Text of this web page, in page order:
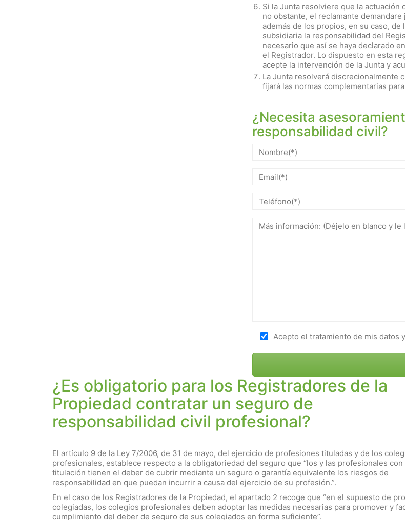
Si la Junta resolviere que la actuación
no obstante, el reclamante
además de los propios, en su caso,
subsidiaria la responsabilidad del
necesario que así se haya declarado
el Registrador. Lo dispuesto en esta
acepte la intervención de la Junta y
La Junta resolverá discrecionalmente
fijará las normas complementarias
¿Necesita
responsabilidad civil?
Acepto el tratamiento de mis datos
¿Es obligatorio para los Registradores de la
Propiedad contratar un seguro de
responsabilidad civil profesional?
El artículo 9 de la Ley 7/2006, de 31 de mayo, del ejercicio de profesiones tituladas y de los
profesionales, establece respecto a la obligatoriedad del seguro que “los y las profesionales con
titulación tienen el deber de cubrir mediante un seguro o garantía equivalente los riesgos de
responsabilidad en que puedan incurrir a causa del ejercicio de su profesión.”.
En el caso de los Registradores de la Propiedad, el apartado 2 recoge que “en el supuesto de
colegiadas, los colegios profesionales deben adoptar las medidas necesarias para promover y
cumplimiento del deber de seguro de sus colegiados en forma suficiente”.